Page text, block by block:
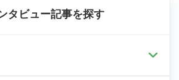
タビュー記事を探す